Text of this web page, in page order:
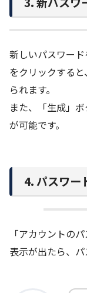
新しいパスワー
をクリックする
られます。
また、「生成」
が可能です。
4. パスワー
「アカウントの
表示が出たら、パ